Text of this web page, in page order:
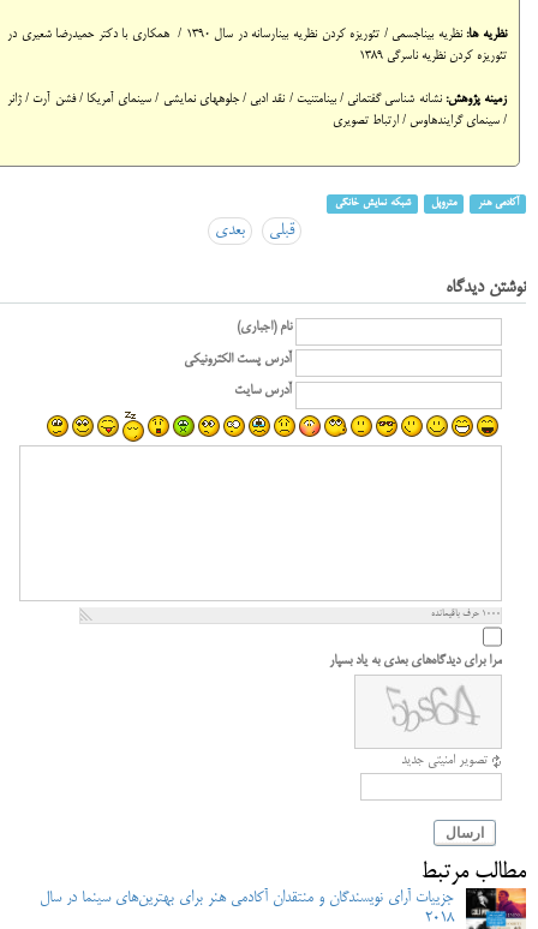
نظریه ها:نظریه بیناجسمی /
تئوریزه کردن نظریه بینارسانه در سال 1390 / همکاری با دکتر حمیدرضا شعیری در
تئوریزه کردن نظریه ناسرگی 1389
زمینه پژوهش:
نشانه شناسی گفتمانی / بینامتنیت / نقد ادبی / جلوه‎های نمایشی / سینمای آمریکا / فشن آرت / ژانر
/ سینمای گرایندهاوس / ارتباط تصویری
آکادمی هنر متروپل شبکه نمایش خانگی
قبلی بعدی
نوشتن دیدگاه
نام (اجباری)
آدرس پست الکترونیکی
آدرس سایت
1000 حرف باقیمانده
مرا برای دیدگاه‌های بعدی به یاد بسپار
تصویر امنیتی جدید
ارسال
مطالب مرتبط
جزییات آرای نویسندگان و منتقدان آکادمی هنر برای بهترین‌های سینما در سال
2018